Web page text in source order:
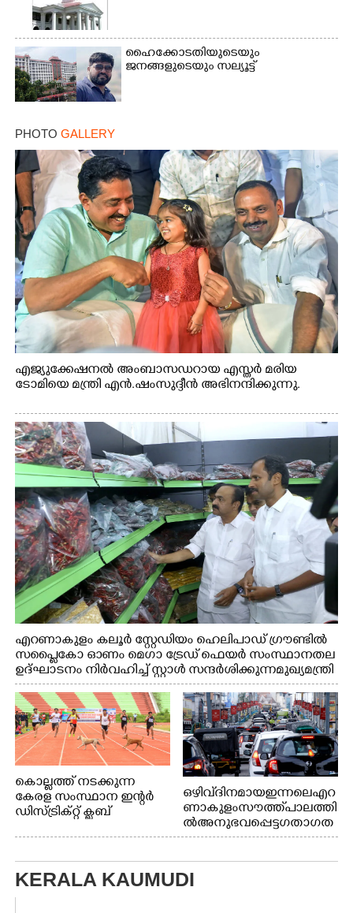
ഹൈക്കോടതിയുടെയും
ജനങ്ങളുടെയും സല്യൂട്ട്
PHOTO GALLERY
എജ്യുക്കേഷനൽ അംബാസഡറായ എസ്തർ മരിയ
ടോമിയെ മന്ത്രി എൻ.ഷംസുദ്ദീൻ അഭിനന്ദിക്കുന്നു.
എറണാകുളം കലൂർ സ്റ്റേഡിയം ഹെലിപാഡ് ഗ്രൗണ്ടിൽ
സപ്ളൈകോ ഓണം മെഗാ ട്രേഡ് ഫെയർ സംസ്ഥാനതല
ഉദ്ഘാടനം നിർവഹിച്ച് സ്റ്റാൾ സന്ദർശിക്കുന്ന മുഖ്യമന്ത്രി
വി.ഡി. സതീശൻ. മന്ത്രി അനൂപ് ജേക്കബ് സമീപം
കൊല്ലത്ത് നടക്കുന്ന
കേരള സംസ്ഥാന ഇന്റർ
ഡിസ്ട്രിക്റ്റ് ക്ലബ്
ചാമ്പ്യൻഷിപ്പിൽ അണ്ടർ
20 ആൺകുട്ടികളുടെ 200
മീറ്റർ ഓട്ടം ഫൈനൽ
മത്സരത്തിനിടെ സിന്തറ്റിക്
ട്രാക്കിന് കുറുകെ ഓടുന്ന
ഒഴിവ് ദിനമായ ഇന്നലെ എറ
ണാകുളം സൗത്ത് പാലത്തി
ൽ അനുഭവപ്പെട്ട ഗതാഗത
ക്കുരുക്ക്
KERALA KAUMUDI